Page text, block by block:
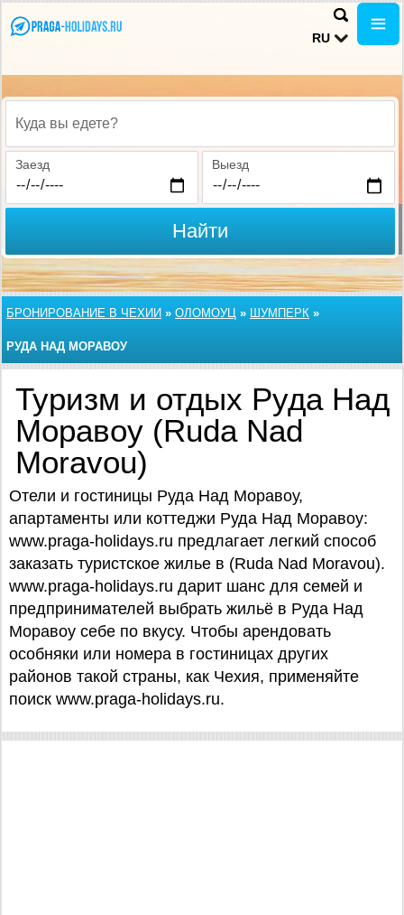
RU
Куда вы едете?
Заезд Выезд
Найти
БРОНИРОВАНИЕ В ЧЕХИИ » ОЛОМОУЦ » ШУМПЕРК »
РУДА НАД МОРАВОУ
Туризм и отдых Руда Над
Моравоу (Ruda Nad
Moravou)
Отели и гостиницы Руда Над Моравоу,
апартаменты или коттеджи Руда Над Моравоу:
www.praga-holidays.ru предлагает легкий способ
заказать туристское жилье в (Ruda Nad Moravou).
www.praga-holidays.ru дарит шанс для семей и
предпринимателей выбрать жильё в Руда Над
Моравоу себе по вкусу. Чтобы арендовать
особняки или номера в гостиницах других
районов такой страны, как Чехия, применяйте
поиск www.praga-holidays.ru.